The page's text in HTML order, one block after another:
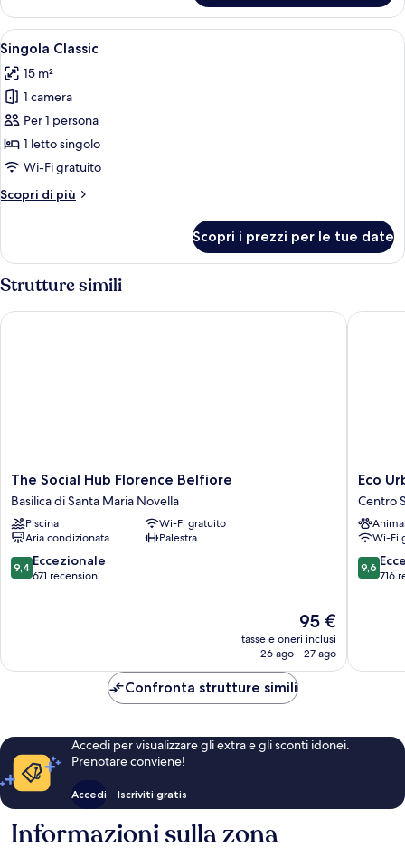
Classic
Apri
tutte
le
foto
per
Singola
Classic
Una camera d'albergo con un letto,
10
Singola Classic
15 m²
1 camera
Per 1 persona
1 letto singolo
Wi-Fi gratuito
Scopri di più
Altri
Classic
Scopri i prezzi per le tue date
Strutture simili
The
Social
Hub
Florence
Belfiore
Basilica
di
The Social Hub Florence Belfiore
Basilica di Santa Maria Novella
Piscina
Wi-Fi gratuito
Aria condizionata
Palestra
9.4
su
9,4 Eccezionale
671 recensioni
Il
prezzo
attuale
95 €
tasse e oneri inclusi
26 ago - 27 ago
The Social Hub Florence Belfiore
Eco
Urban
B&B
Centro
Storico
di
Firenze
Eco
Centro
Wi-Fi
9.6
su
9,6
716
Eco
Confronta strutture simili
Accedi per visualizzare gli extra e gli sconti idonei.
Prenotare conviene!
Accedi Iscriviti gratis
Informazioni sulla zona